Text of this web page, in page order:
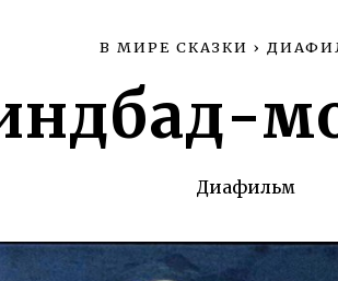
В МИРЕ СКАЗКИ ›
Диафильм